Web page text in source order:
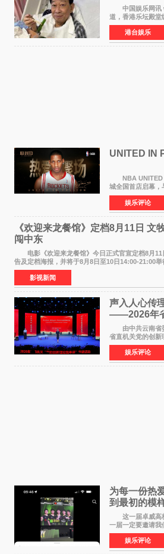
中国娱乐网讯
道，香港乐坛殿堂
月5日上午因病离
露，黎彼得今年3
持续衰退，最
港台娱乐
UNITED IN
NBA UNITED
城全国首店启幕，
爱 2026 年7 月
州正弘城正式启
娱乐评论
《欢迎来龙餐馆》定档8月11日 文
闯中东
电影《欢迎来龙餐馆》今日正式官宣定档8月11
告及定档海报，并将于8月8日至10日14:00-21:00
食大片，影片讲述的是中国厨师徐福（沈腾
影视新闻
声入人心传
——2026年
论我来讲”
由中共云南省
省直机关党的创新
至5日在昆明举办
开创云南发展新
特色社会主义
娱乐评论
为每一份热
到最初的模
这一届卓威高
一届一定要邀请我
来到现场的机会
已经落下帷幕，
竞社负责人和现
娱乐评论